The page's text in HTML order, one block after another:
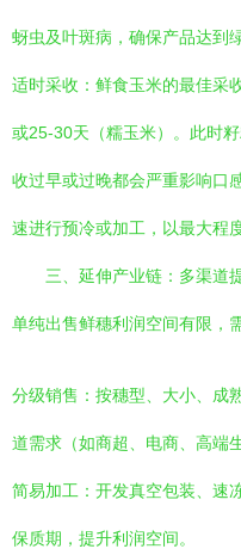
蚜虫及叶斑病，确保产品达到
适时采收：鲜食玉米的最佳采
或25-30天（糯玉米）。此时
收过早或过晚都会严重影响口
速进行预冷或加工，以最大程
三、延伸产业链：多渠道
单纯出售鲜穗利润空间有限，
分级销售：按穗型、大小、成
道需求（如商超、电商、高端
简易加工：开发真空包装、速
保质期，提升利润空间。